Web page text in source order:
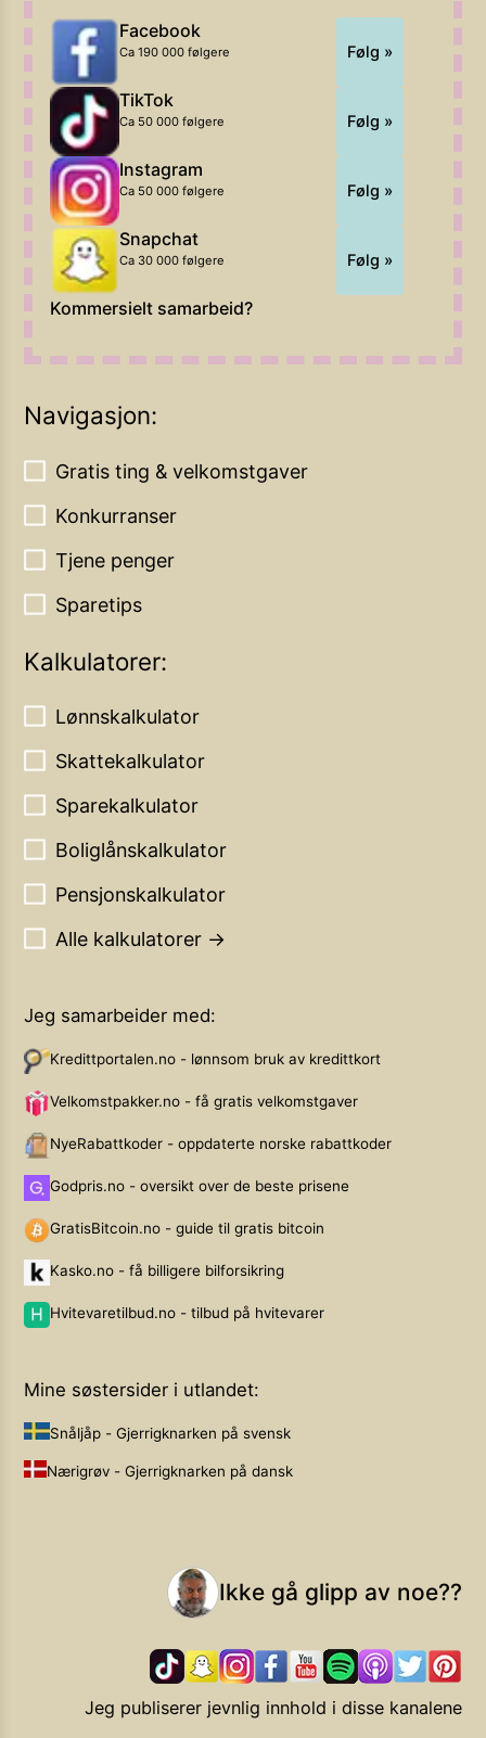
Facebook
Ca 190 000 følgere Følg »
TikTok
Ca 50 000 følgere Følg »
Instagram
Ca 50 000 følgere Følg »
Snapchat
Ca 30 000 følgere Følg »
Kommersielt samarbeid?
Navigasjon:
Gratis ting & velkomstgaver
Konkurranser
Tjene penger
Sparetips
Kalkulatorer:
Lønnskalkulator
Skattekalkulator
Sparekalkulator
Boliglånskalkulator
Pensjonskalkulator
Alle kalkulatorer →
Jeg samarbeider med:
Kredittportalen.no - lønnsom bruk av kredittkort
Velkomstpakker.no - få gratis velkomstgaver
NyeRabattkoder - oppdaterte norske rabattkoder
Godpris.no - oversikt over de beste prisene
GratisBitcoin.no - guide til gratis bitcoin
Kasko.no - få billigere bilforsikring
Hvitevaretilbud.no - tilbud på hvitevarer
Mine søstersider i utlandet:
Snåljåp - Gjerrigknarken på svensk
Nærigrøv - Gjerrigknarken på dansk
Ikke gå glipp av noe??
Jeg publiserer jevnlig innhold i disse kanalene